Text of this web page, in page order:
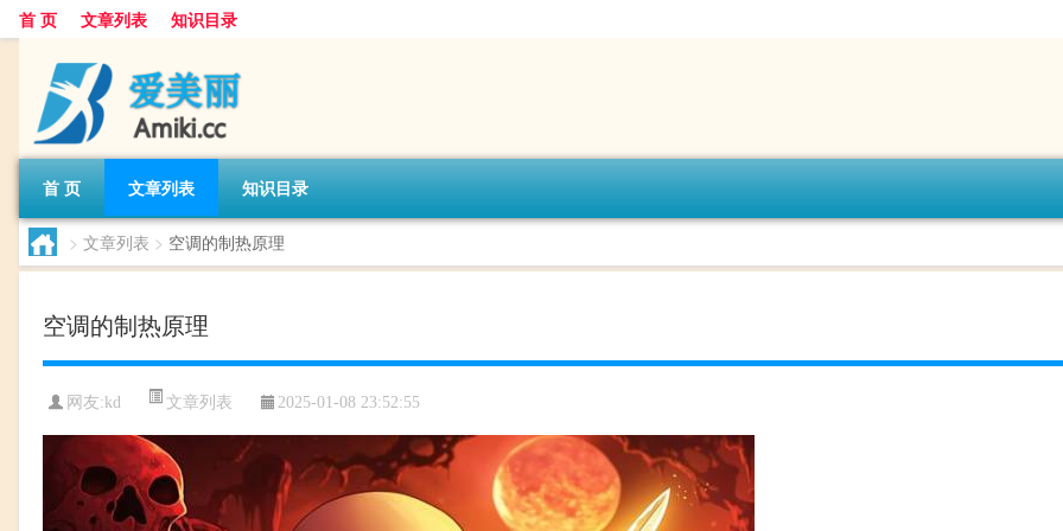
首 页 文章列表 知识目录
首 页 文章列表 知识目录
> 文章列表 > 空调的制热原理
空调的制热原理
网友: kd 文章列表 2025-01-08 23:52:55